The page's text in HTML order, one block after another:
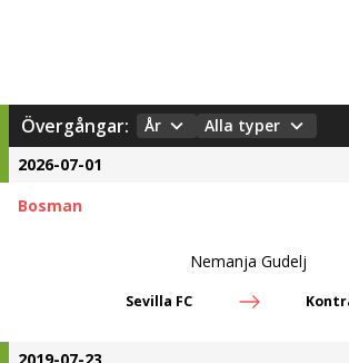
Övergångar: År
Alla typer
2026-07-01
Bosman
Nemanja Gudelj
Sevilla FC